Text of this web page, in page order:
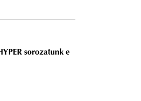
sorozatunk e